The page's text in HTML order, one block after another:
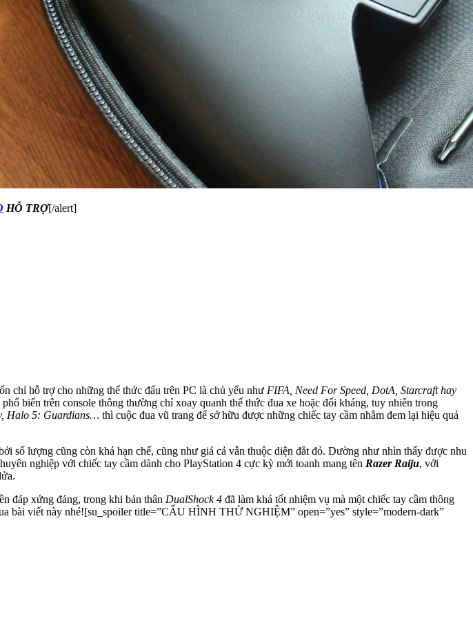
HỖ TRỢ[/alert]
chỉ hỗ trợ cho những thể thức đấu trên PC là chủ yếu như FIFA, Need For Speed, DotA, Starcraft hay
biến trên console thông thường chỉ xoay quanh thể thức đua xe hoặc đối kháng, tuy nhiên trong
Halo 5: Guardians… thì cuộc đua vũ trang để sở hữu được những chiếc tay cầm nhằm đem lại hiệu quả
số lượng cũng còn khá hạn chế, cũng như giá cả vẫn thuộc diện đắt đỏ. Dường như nhìn thấy được nhu
nghiệp với chiếc tay cầm dành cho PlayStation 4 cực kỳ mới toanh mang tên Razer Raiju, với
đáp xứng đáng, trong khi bản thân DualShock 4 đã làm khá tốt nhiệm vụ mà một chiếc tay cầm thông
bài viết này nhé![su_spoiler title=”CẤU HÌNH THỬ NGHIỆM” open=”yes” style=”modern-dark”